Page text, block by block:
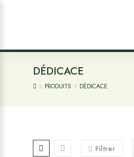
DÉDICACE
PRODUITS DÉDICACE
Filtrer